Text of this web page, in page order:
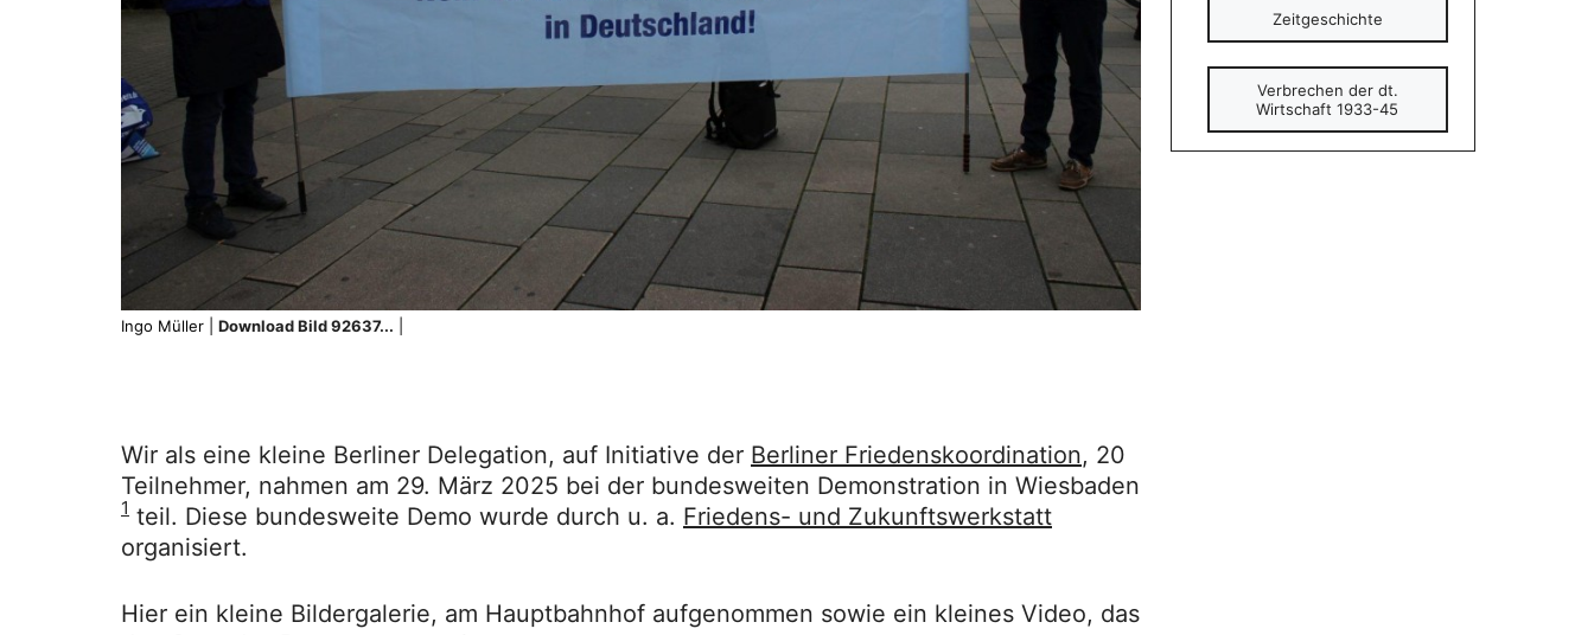
Ingo Müller | Download Bild 92637...
Wir als eine kleine Berliner Delegation, auf Initiative der Berliner Friedenskoordination, 20
Teilnehmer, nahmen am 29. März 2025 bei der bundesweiten Demonstration in Wiesbaden
1 teil. Diese bundesweite Demo wurde durch u. a. Friedens- und Zukunftswerkstatt
organisiert.
Hier ein kleine Bildergalerie, am Hauptbahnhof aufgenommen sowie ein kleines Video, das
Zeitgeschichte
Verbrechen der dt.
Wirtschaft 1933-45